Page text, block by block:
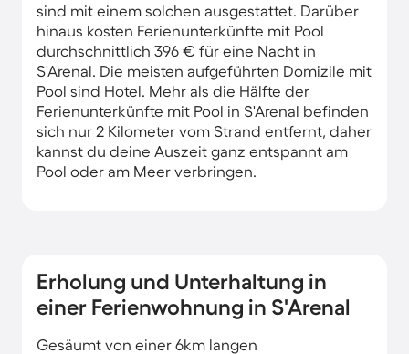
sind mit einem solchen ausgestattet. Darüber
hinaus kosten Ferienunterkünfte mit Pool
durchschnittlich 396 € für eine Nacht in
S'Arenal. Die meisten aufgeführten Domizile mit
Pool sind Hotel. Mehr als die Hälfte der
Ferienunterkünfte mit Pool in S'Arenal befinden
sich nur 2 Kilometer vom Strand entfernt, daher
kannst du deine Auszeit ganz entspannt am
Pool oder am Meer verbringen.
Erholung und Unterhaltung in
einer Ferienwohnung in S'Arenal
Gesäumt von einer 6km langen